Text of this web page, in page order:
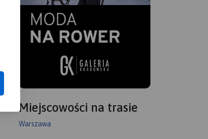
Miejscowości na trasie
Warszawa